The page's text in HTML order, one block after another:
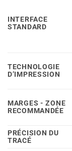
INTERFACE
STANDARD
TECHNOLOGIE
D’IMPRESSION
MARGES - ZONE
RECOMMANDÉE
PRÉCISION DU
TRACÉ